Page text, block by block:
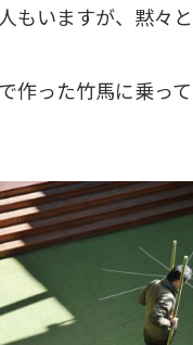
もいますが、黙々
作った竹馬に乗っ